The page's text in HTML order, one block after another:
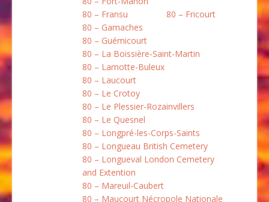
80 – Fransu
80 – Fricourt
80 – Gamaches
80 – Guémicourt
80 – La Boissière-Saint-Martin
80 – Lamotte-Buleux
80 – Laucourt
80 – Le Crotoy
80 – Le Plessier-Rozainvillers
80 – Le Quesnel
80 – Longpré-les-Corps-Saints
80 – Longueau British Cemetery
80 – Longueval London Cemetery
and Extention
80 – Mareuil-Caubert
80 – Maucourt Nécropole Nationale